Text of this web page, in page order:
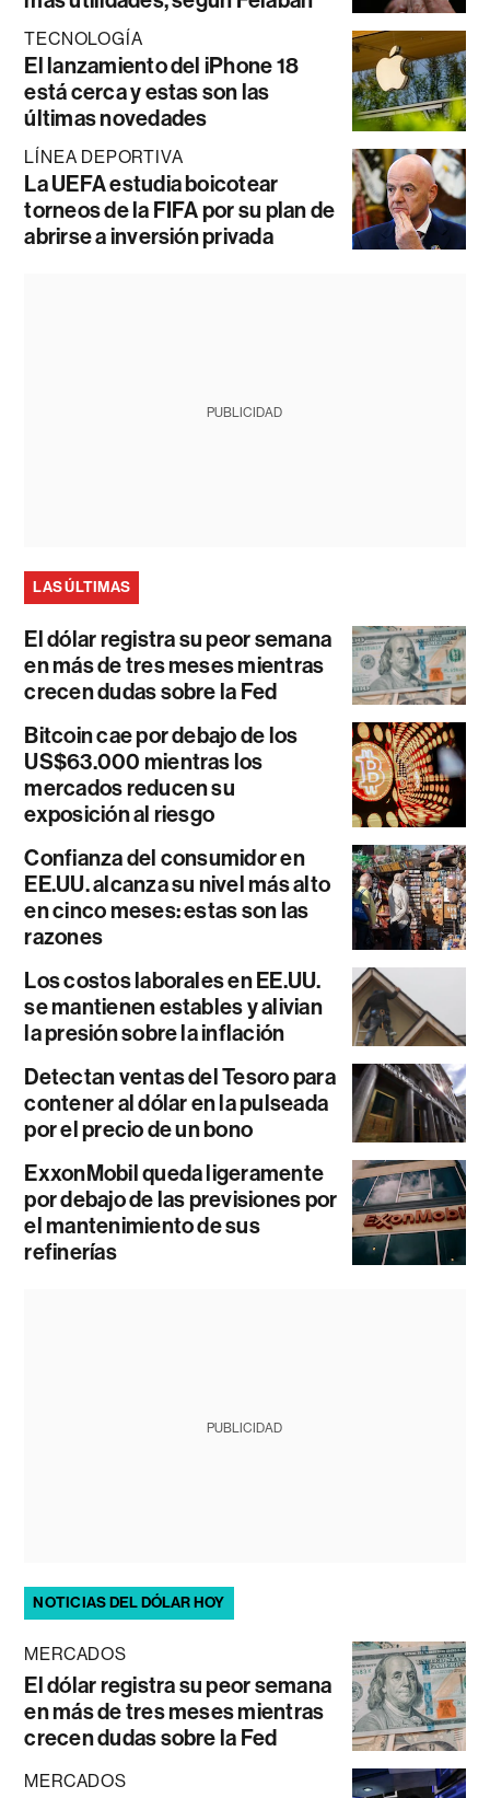
TECNOLOGÍA
El lanzamiento del iPhone 18
está cerca y estas son las
últimas novedades
LÍNEA DEPORTIVA
La UEFA estudia boicotear
torneos de la FIFA por su plan de
abrirse a inversión privada
PUBLICIDAD
LAS ÚLTIMAS
El dólar registra su peor semana
en más de tres meses mientras
crecen dudas sobre la Fed
Bitcoin cae por debajo de los
US$63.000 mientras los
mercados reducen su
exposición al riesgo
Confianza del consumidor en
EE.UU. alcanza su nivel más alto
en cinco meses: estas son las
razones
Los costos laborales en EE.UU.
se mantienen estables y alivian
la presión sobre la inflación
Detectan ventas del Tesoro para
contener al dólar en la pulseada
por el precio de un bono
ExxonMobil queda ligeramente
por debajo de las previsiones por
el mantenimiento de sus
refinerías
PUBLICIDAD
NOTICIAS DEL DÓLAR HOY
MERCADOS
El dólar registra su peor semana
en más de tres meses mientras
crecen dudas sobre la Fed
MERCADOS